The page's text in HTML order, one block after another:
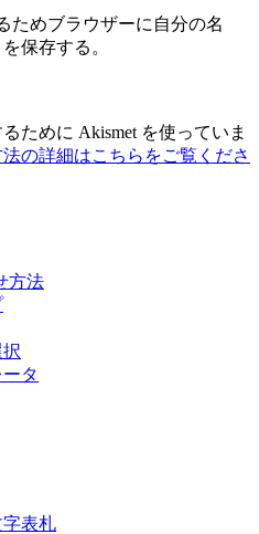
ためブラウザーに自分の名
保存する。
ために Akismet を使っていま
の詳細はこちらをご覧くださ
方法
タ
表札